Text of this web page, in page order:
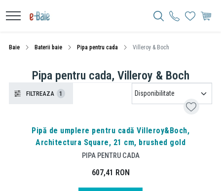
Baie Baterii baie Pipa pentru cada Villeroy & Boch
Pipa pentru cada, Villeroy & Boch
FILTREAZA 1
Pipă de umplere pentru cadă Villeroy&Boch,
Architectura Square, 21 cm, brushed gold
PIPA PENTRU CADA
607,41 RON